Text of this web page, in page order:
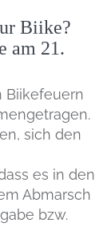
Biike?
am 21.
Biikefeuern
sich den
es in den
Abmarsch
bzw.